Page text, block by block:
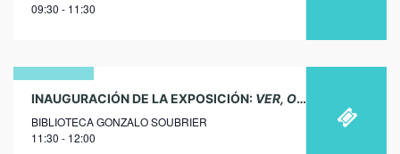
2019
09:30 - 11:30
06
octubre
2017
INAUGURACIÓN DE LA EXPOSICIÓN: VER, OÍR Y… ¡HABLAR!
BIBLIOTECA GONZALO SOUBRIER
11:30 - 12:00